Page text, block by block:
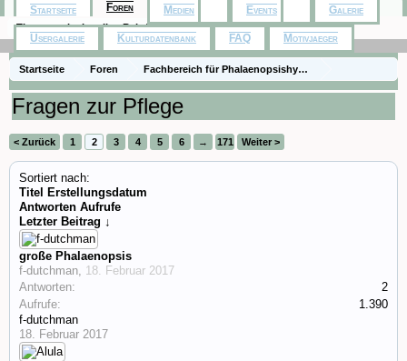
Startseite Foren
Fachbereich für Phalaenopsishybriden aus Baumarkt,
Die Gattung Phalaenopsis
Fragen zur Pflege
< Zurück 1 2 3 4 5 6 → 171 Weiter >
Sortiert nach:
Titel
Erstellungsdatum
Antworten Aufrufe
Letzter Beitrag ↓
große Phalaenopsis
f-dutchman, 18. Februar 2017
Antworten:
2
Aufrufe:
1.390
f-dutchman
18. Februar 2017
Startseite Foren
Themen mit aktuellen Beiträgen
Medien Events Galerie
Usergalerie Kulturdatenbank FAQ Motivjaeger